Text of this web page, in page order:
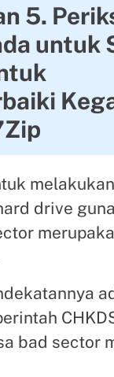
5.
untuk
melakukan
drive
bad sector